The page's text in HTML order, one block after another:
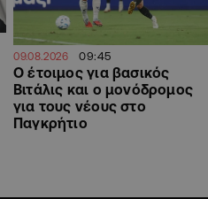
09.08.2026 09:45
Ο έτοιμος για βασικός
Βιτάλις και ο μονόδρομος
για τους νέους στο
Παγκρήτιο